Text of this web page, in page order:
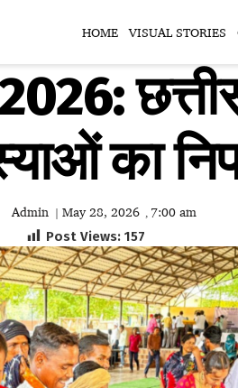
HOME VISUAL STORIES
का
Admin | May 28, 2026 , 7:00 am
Post Views: 157